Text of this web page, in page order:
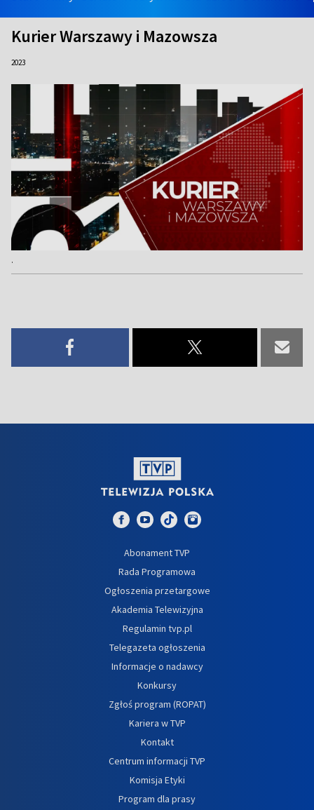
Kurier Warszawy i Mazowsza
2023
.
Abonament TVP
Rada Programowa
Ogłoszenia przetargowe
Akademia Telewizyjna
Regulamin tvp.pl
Telegazeta ogłoszenia
Informacje o nadawcy
Konkursy
Zgłoś program (ROPAT)
Kariera w TVP
Kontakt
Centrum informacji TVP
Komisja Etyki
Program dla prasy